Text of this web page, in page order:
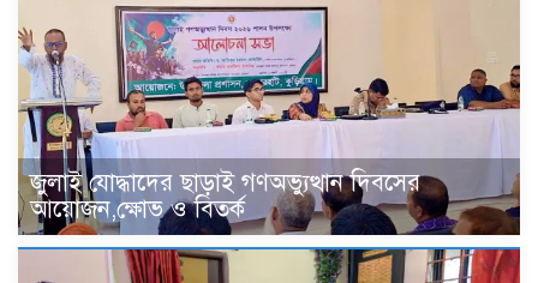
জুলাই যোদ্ধাদের ছাড়াই গণঅভ্যুত্থান দিবসের
আয়োজন,ক্ষোভ ও বিতর্ক